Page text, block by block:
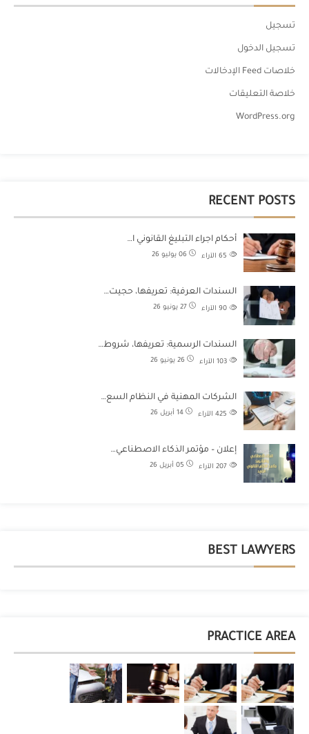
تسجيل
تسجيل الدخول
خلاصات Feed الإدخالات
خلاصة التعليقات
WordPress.org
RECENT POSTS
أحكام اجراء التبليغ القانوني ا…
06 يوليو 26 الآراء
السندات العرفية: تعريفها، حجيت…
27 يونيو 26 الآراء
السندات الرسمية: تعريفها، شروط…
26 يونيو 26 الآراء
الشركات المهنية في النظام السع…
14 أبريل 26 الآراء
إعلان – مؤتمر الذكاء الاصطناعي…
05 أبريل 26 الآراء
BEST LAWYERS
PRACTICE AREA